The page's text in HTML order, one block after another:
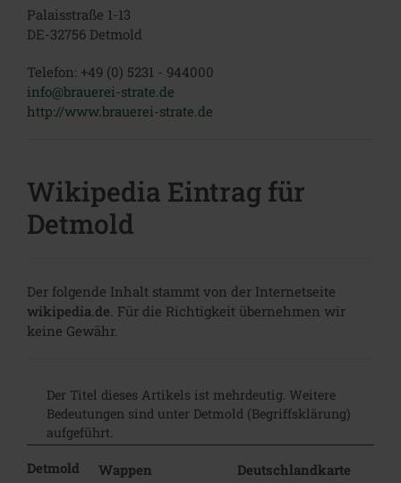
Palaisstraße 1-13
DE-32756 Detmold
Telefon: +49 (0) 5231 - 944000
info@brauerei-strate.de
http://www.brauerei-strate.de
Wikipedia Eintrag für
Detmold
Der folgende Inhalt stammt von der Internetseite
wikipedia.de. Für die Richtigkeit übernehmen wir
keine Gewähr.
Der Titel dieses Artikels ist mehrdeutig. Weitere
Bedeutungen sind unter Detmold (Begriffsklärung)
aufgeführt.
Wappen Deutschlandkarte
Detmold